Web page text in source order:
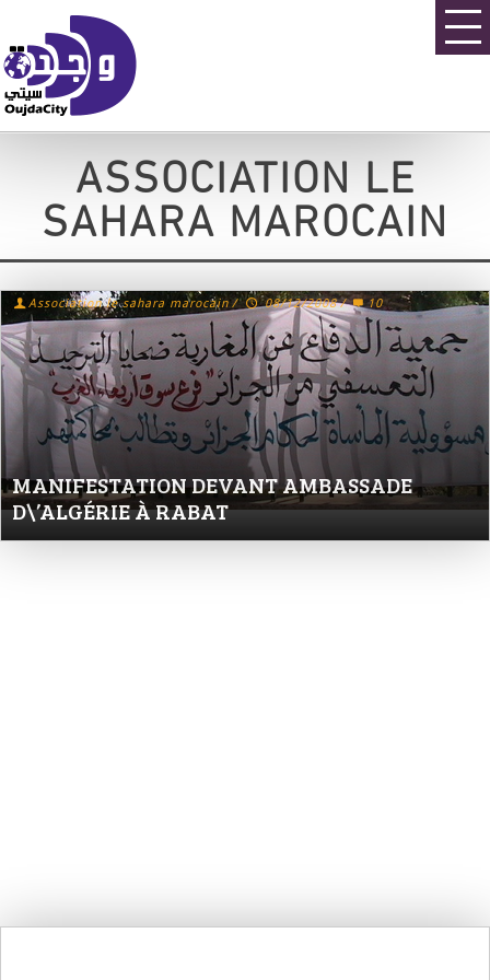
ASSOCIATION LE
SAHARA MAROCAIN
MANIFESTATION DEVANT AMBASSADE
D\’ALGÉRIE À RABAT
Association le sahara marocain / 08/12/2008 / 10